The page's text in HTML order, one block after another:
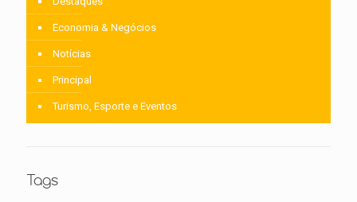
Economia & Negócios
Notícias
Principal
Turismo, Esporte e Eventos
Tags